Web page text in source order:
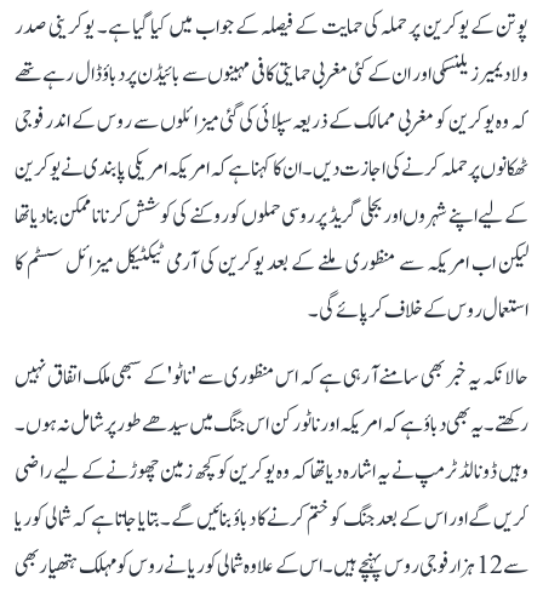
پوتن کے یوکرین پر حملہ کی حمایت کے فیصلہ کے جواب میں کیا گیا ہے۔ یوکرینی صدر
ولادیمیر زیلنسکی اور ان کے کئی مغربی حمایتی کافی مہینوں سے بائیڈن پر دباؤ ڈال رہے تھے
کہ وہ یوکرین کو مغربی ممالک کے ذریعہ سپلائی کی گئی میزائلوں سے روس کے اندر فوجی
ٹھکانوں پر حملہ کرنے کی اجازت دیں۔ ان کا کہنا ہے کہ امریکہ امریکی پابندی نے یوکرین
کے لیے اپنے شہروں اور بجلی گریڈ پر روسی حملوں کو روکنے کی کوشش کرنا ناممکن بنا دیا تھا
لیکن اب امریکہ سے منظوری ملنے کے بعد یوکرین کی آرمی ٹیکٹیکل میزائل سسٹم کا
استعمال روس کے خلاف کر پائے گی۔
حالانکہ یہ خبر بھی سامنے آ رہی ہے کہ اس منظوری سے 'ناٹو' کے سبھی ملک اتفاق نہیں
رکھتے۔ یہ بھی دباؤ ہے کہ امریکہ اور ناٹو رکن اس جنگ میں سیدھے طور پر شامل نہ ہوں۔
وہیں ڈونالڈ ٹرمپ نے یہ اشارہ دیا تھا کہ وہ یوکرین کو کچھ زمین چھوڑنے کے لیے راضی
کریں گے اور اس کے بعد جنگ کو ختم کرنے کا دباؤ بنائیں گے۔ بتایا جاتا ہے کہ شمالی کوریا
سے 12 ہزار فوجی روس پہنچے ہیں۔ اس کے علاوہ شمالی کوریا نے روس کو مہلک ہتھیار بھی